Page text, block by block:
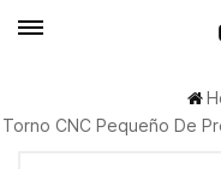
Torno CNC Pequeño De